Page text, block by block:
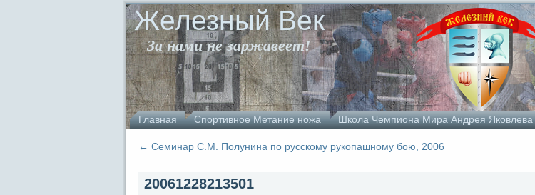
Железный Век
За нами не заржавеет!
Главная Спортивное Метание ножа Школа Чемпиона Мира Андрея Яковлева
← Семинар С.М. Полунина по русскому рукопашному бою, 2006
20061228213501